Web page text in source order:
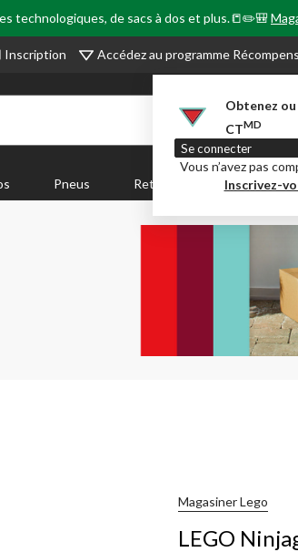
technologiques, de sacs à dos et plus.📒✏️🎒
Inscription Accédez au programme
Obtenez ou
CTMD
Se connecter
Vous n’avez pas
Inscrivez-
Pneus Retour en Classe
Magasiner Lego
LEGO